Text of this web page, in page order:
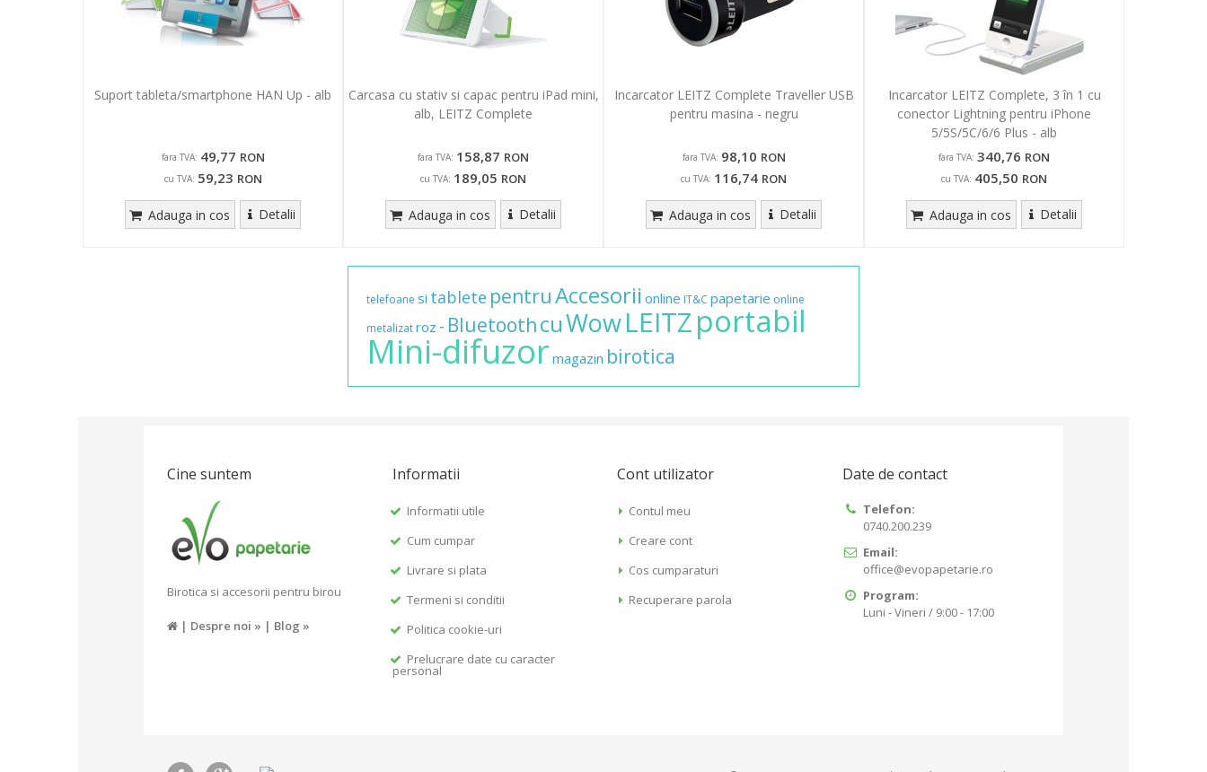
Suport tableta/smartphone HAN Up - alb
fara TVA: 49,77 RON
cu TVA: 59,23 RON
Adauga in cos Detalii
Carcasa cu stativ si capac pentru iPad mini,
alb, LEITZ Complete
fara TVA: 158,87 RON
cu TVA: 189,05 RON
Adauga in cos Detalii
Incarcator LEITZ Complete Traveller USB
pentru masina - negru
fara TVA: 98,10 RON
cu TVA: 116,74 RON
Adauga in cos Detalii
Incarcator LEITZ Complete, 3 în 1 cu
conector Lightning pentru iPhone
5/5S/5C/6/6 Plus - alb
fara TVA: 340,76 RON
cu TVA: 405,50 RON
Adauga in cos Detalii
telefoane si tablete pentruAccesorii online IT&C papetarie online
metalizatroz - BluetoothcuWowLEITZportabil
Mini-difuzor magazin birotica
Cine suntem
Birotica si accesorii pentru birou
| Despre noi » | Blog »
Informatii
Informatii utile
Cum cumpar
Livrare si plata
Termeni si conditii
Politica cookie-uri
Prelucrare date cu caracter
personal
Cont utilizator
Contul meu
Creare cont
Cos cumparaturi
Recuperare parola
Date de contact
Telefon:
0740.200.239
Email:
office@evopapetarie.ro
Program:
Luni - Vineri / 9:00 - 17:00